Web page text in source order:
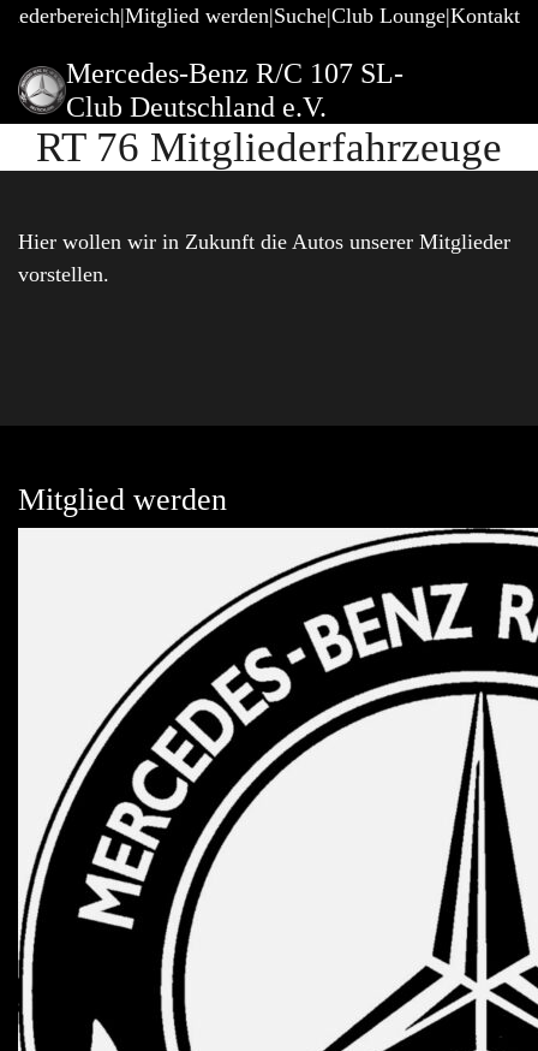
Mitglied werden Suche Club Lounge Kontakt
Mercedes-Benz R/C 107 SL-
Club Deutschland e.V.
RT 76 Mitgliederfahrzeuge
Hier wollen wir in Zukunft die Autos unserer Mitglieder
vorstellen.
Mitglied werden